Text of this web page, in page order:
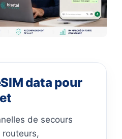
data pour
de secours
routeurs,